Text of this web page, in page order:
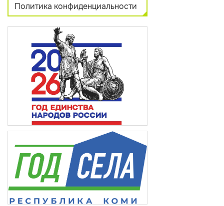
Политика конфиденциальности